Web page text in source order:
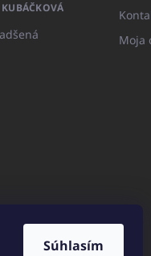
Súhlasím
KUBÁČKOVÁ
Moja